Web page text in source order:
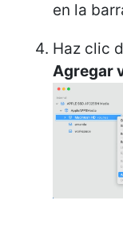
en la
Haz clic
Agregar